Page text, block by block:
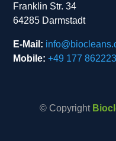
Franklin Str. 34
64285 Darmstadt
E-Mail:
Mobile: +49 177
© Copyright